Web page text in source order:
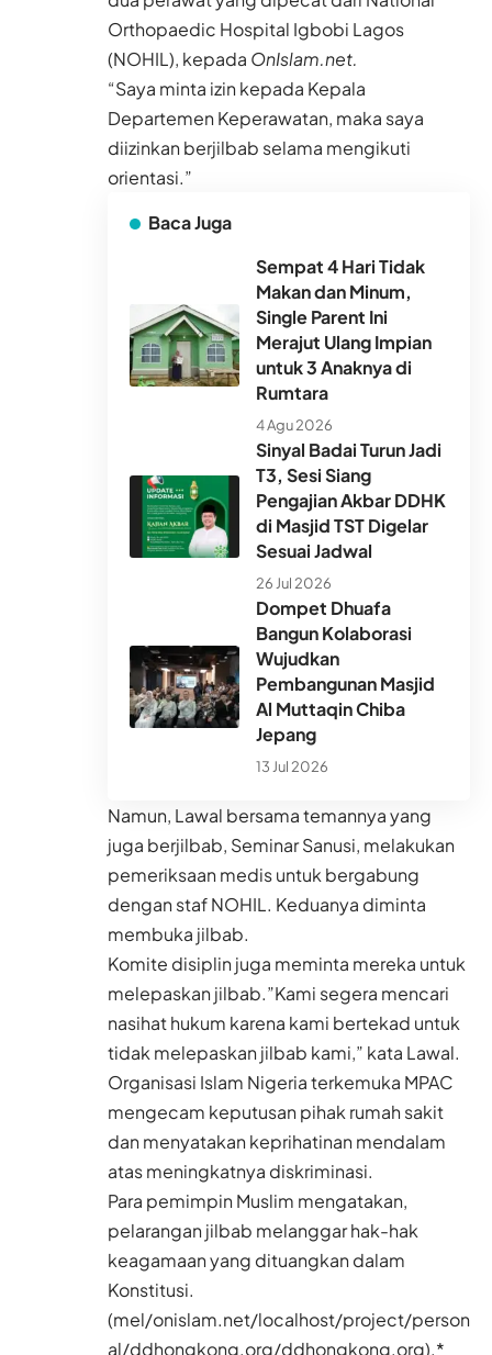
Orthopaedic Hospital Igbobi Lagos
(NOHIL), kepada OnIslam.net.
“Saya minta izin kepada Kepala
Departemen Keperawatan, maka saya
diizinkan berjilbab selama mengikuti
orientasi.”
Baca Juga
Sempat 4 Hari Tidak
Makan dan Minum,
Single Parent Ini
Merajut Ulang Impian
untuk 3 Anaknya di
Rumtara
4 Agu 2026
Sinyal Badai Turun Jadi
T3, Sesi Siang
Pengajian Akbar DDHK
di Masjid TST Digelar
Sesuai Jadwal
26 Jul 2026
Dompet Dhuafa
Bangun Kolaborasi
Wujudkan
Pembangunan Masjid
Al Muttaqin Chiba
Jepang
13 Jul 2026
Namun, Lawal bersama temannya yang
juga berjilbab, Seminar Sanusi, melakukan
pemeriksaan medis untuk bergabung
dengan staf NOHIL. Keduanya diminta
membuka jilbab.
Komite disiplin juga meminta mereka untuk
melepaskan jilbab.”Kami segera mencari
nasihat hukum karena kami bertekad untuk
tidak melepaskan jilbab kami,” kata Lawal.
Organisasi Islam Nigeria terkemuka MPAC
mengecam keputusan pihak rumah sakit
dan menyatakan keprihatinan mendalam
atas meningkatnya diskriminasi.
Para pemimpin Muslim mengatakan,
pelarangan jilbab melanggar hak-hak
keagamaan yang dituangkan dalam
Konstitusi.
(mel/onislam.net/localhost/project/person
al/ddhongkong.org/ddhongkong.org).*